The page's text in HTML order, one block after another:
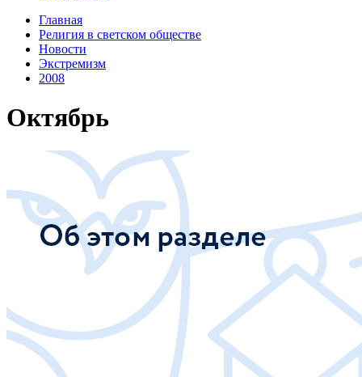
Главная
Религия в светском обществе
Новости
Экстремизм
2008
Октябрь